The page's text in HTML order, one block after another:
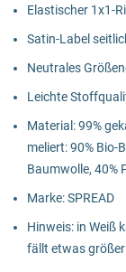
Elastischer 1x1-
Satin-Label
Neutrales
Leichte
Material: 99%
meliert: 90% Bio-
Baumwolle, 40%
Marke: SPREAD
Hinweis: in Weiß
fällt etwas